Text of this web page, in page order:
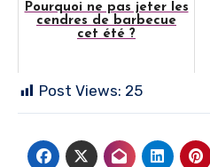
Pourquoi ne pas jeter les
cendres de barbecue
cet été ?
Post Views: 25